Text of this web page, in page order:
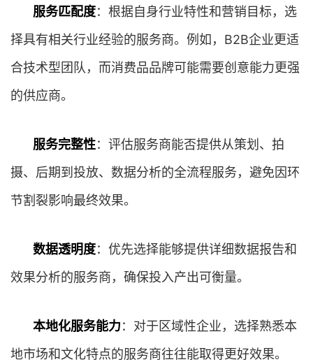
服务匹配度：根据自身行业特性和营销目标，选
择具有相关行业经验的服务商。例如，B2B企业更适
合技术型团队，而消费品品牌可能需要创意能力更强
的供应商。
服务完整性：评估服务商能否提供从策划、拍
摄、后期到投放、数据分析的全流程服务，避免因环
节割裂影响最终效果。
数据透明度：优先选择能够提供详细数据报告和
效果分析的服务商，确保投入产出可衡量。
本地化服务能力：对于区域性企业，选择熟悉本
地市场和文化特点的服务商往往能取得更好效果。